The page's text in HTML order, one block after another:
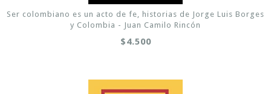
Ser colombiano es un acto de fe, historias de Jorge Luis Borges
y Colombia - Juan Camilo Rincón
$4.500